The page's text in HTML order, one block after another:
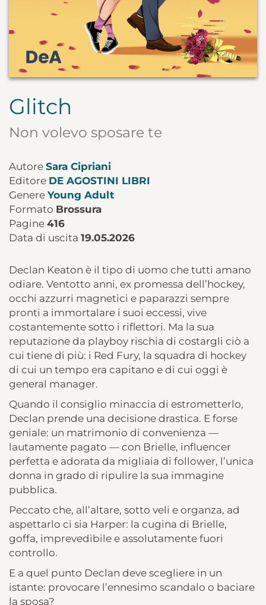
Glitch
Non volevo sposare te
Autore Sara Cipriani
Editore DE AGOSTINI LIBRI
Genere Young Adult
Formato Brossura
Pagine 416
Data di uscita 19.05.2026
Declan Keaton è il tipo di uomo che tutti amano
odiare. Ventotto anni, ex promessa dell’hockey,
occhi azzurri magnetici e paparazzi sempre
pronti a immortalare i suoi eccessi, vive
costantemente sotto i riflettori. Ma la sua
reputazione da playboy rischia di costargli ciò a
cui tiene di più: i Red Fury, la squadra di hockey
di cui un tempo era capitano e di cui oggi è
general manager.
Quando il consiglio minaccia di estrometterlo,
Declan prende una decisione drastica. E forse
geniale: un matrimonio di convenienza —
lautamente pagato — con Brielle, influencer
perfetta e adorata da migliaia di follower, l’unica
donna in grado di ripulire la sua immagine
pubblica.
Peccato che, all’altare, sotto veli e organza, ad
aspettarlo ci sia Harper: la cugina di Brielle,
goffa, imprevedibile e assolutamente fuori
controllo.
E a quel punto Declan deve scegliere in un
istante: provocare l’ennesimo scandalo o baciare
la sposa?